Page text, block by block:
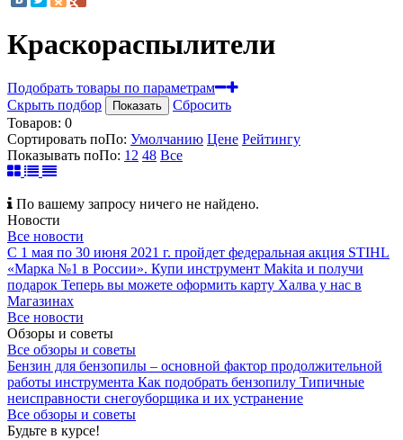
Краскораспылители
Подобрать товары по параметрам
Скрыть подбор
Показать
Сбросить
Товаров: 0
Сортировать поПо: Умолчанию Цене Рейтингу
Показывать поПо: 12 48 Все
По вашему запросу ничего не найдено.
Новости
Все новости
С 1 мая по 30 июня 2021 г. пройдет федеральная акция STIHL
«Марка №1 в России». Купи инструмент Makita и получи
подарок Теперь вы можете оформить карту Халва у нас в
Магазинах
Все новости
Обзоры и советы
Все обзоры и советы
Бензин для бензопилы – основной фактор продолжительной
работы инструмента Как подобрать бензопилу Типичные
неисправности снегоуборщика и их устранение
Все обзоры и советы
Будьте в курсе!